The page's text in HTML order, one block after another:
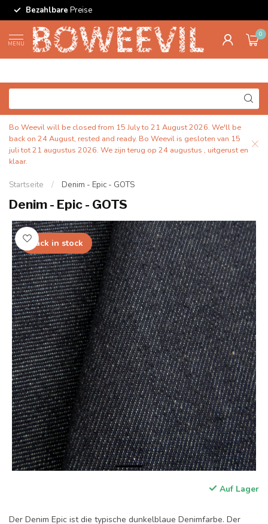
Bezahlbare Preise
MENU
0
Bo Weevil will be closed from 15 July to 21 August 2026. We'll be
back on 24 August, rested and ready. Bo Weevil is gesloten van 15
juli tot 21 augustus 2026. We zijn terug op 24 augustus , uitgerust en
klaar.
Startseite / Denim - Epic - GOTS
Denim - Epic - GOTS
back in stock
Auf Lager
Der Denim Epic ist die typische dunkelblaue Denimfarbe. Der